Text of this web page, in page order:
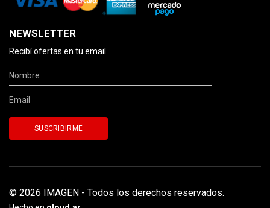
NEWSLETTER
Recibí ofertas en tu email
© 2026 IMAGEN - Todos los derechos reservados.